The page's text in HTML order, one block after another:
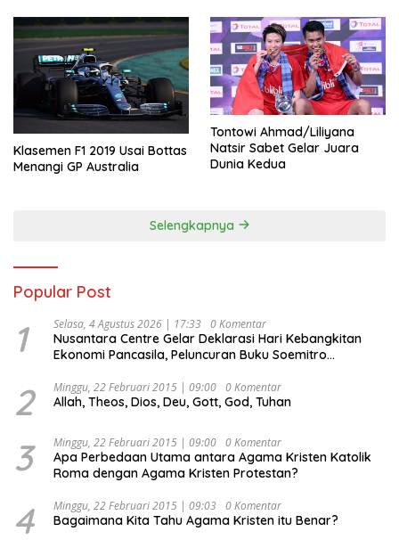
Klasemen F1 2019 Usai Bottas
Menangi GP Australia
Tontowi Ahmad/Liliyana
Natsir Sabet Gelar Juara
Dunia Kedua
Selengkapnya
Popular Post
1 Selasa, 4 Agustus 2026 | 17:33 0 Komentar
Nusantara Centre Gelar Deklarasi Hari Kebangkitan
Ekonomi Pancasila, Peluncuran Buku Soemitro
Ekonomi Politik Indonesia) & Simposium Nasional
“Urgensi Undang-Undang Perekonomian Nasional dan
Indonesia Emas 2045”,
2 Minggu, 22 Februari 2015 | 09:00 0 Komentar
Allah, Theos, Dios, Deu, Gott, God, Tuhan
3 Minggu, 22 Februari 2015 | 09:00 0 Komentar
Apa Perbedaan Utama antara Agama Kristen Katolik
Roma dengan Agama Kristen Protestan?
4 Minggu, 22 Februari 2015 | 09:03 0 Komentar
Bagaimana Kita Tahu Agama Kristen itu Benar?